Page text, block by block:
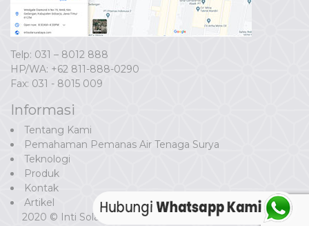
Telp: 031 – 8012 888
HP/WA: +62 811-888-0290
Fax: 031 - 8015 009
Informasi
Tentang Kami
Pemahaman Pemanas Air Tenaga Surya
Teknologi
Produk
Kontak
Artikel
2020 © Inti Solar Surabaya. Developed by
Gogo Digital.